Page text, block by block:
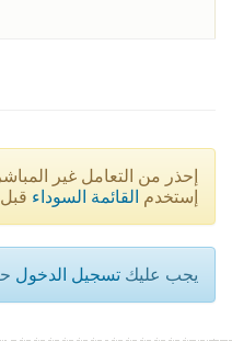
إحذر من التعامل غير
إستخدم القائمة السوداء
يجب عليك تسجيل الدخول